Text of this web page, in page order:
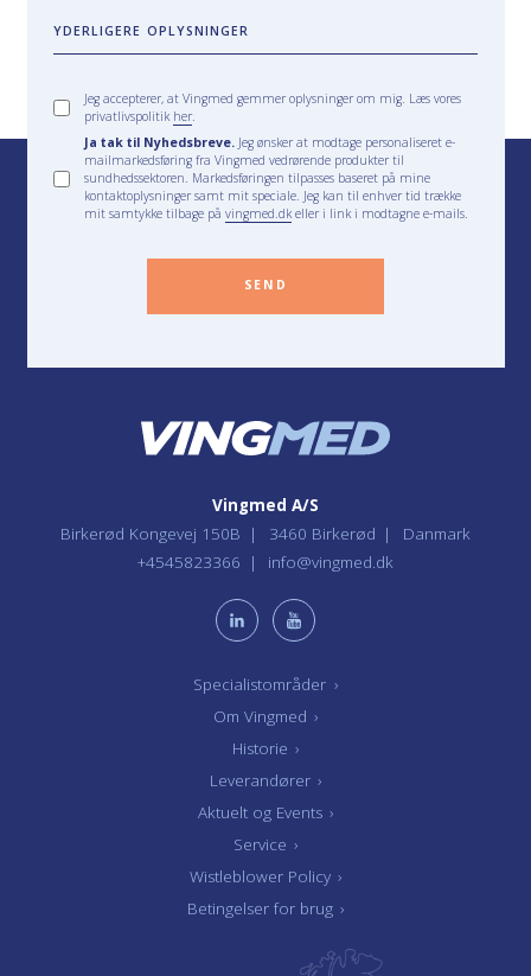
YDERLIGERE OPLYSNINGER
Jeg accepterer, at Vingmed gemmer oplysninger om mig. Læs vores
privatlivspolitik her.
Ja tak til Nyhedsbreve. Jeg ønsker at modtage personaliseret e-
mailmarkedsføring fra Vingmed vedrørende produkter til
sundhedssektoren. Markedsføringen tilpasses baseret på mine
kontaktoplysninger samt mit speciale. Jeg kan til enhver tid trække
mit samtykke tilbage påvingmed.dkeller i link i modtagne e-mails.
SEND
Specialistområder ›
Om Vingmed ›
Historie ›
Leverandører ›
Aktuelt og Events ›
Service ›
Wistleblower Policy ›
Betingelser for brug ›
Vingmed A/S
Birkerød Kongevej 150B
3460 Birkerød
Danmark
+4545823366
info@vingmed.dk